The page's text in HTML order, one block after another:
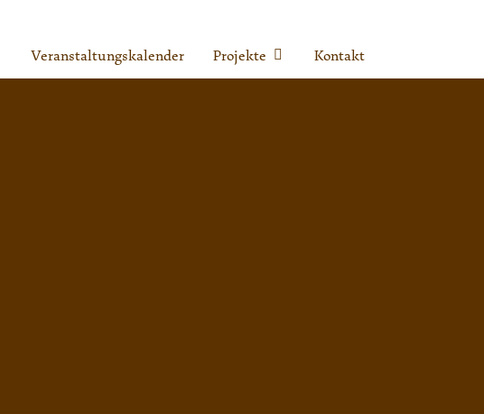
Veranstaltungskalender Projekte Kontakt